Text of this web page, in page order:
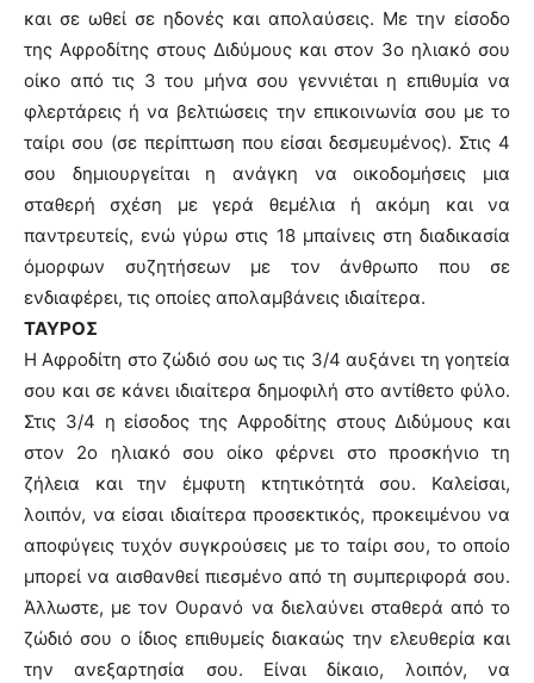
και σε ωθεί σε ηδονές και απολαύσεις. Με την είσοδο
της Αφροδίτης στους Διδύμους και στον 3ο ηλιακό σου
οίκο από τις 3 του μήνα σου γεννιέται η επιθυμία να
φλερτάρεις ή να βελτιώσεις την επικοινωνία σου με το
ταίρι σου (σε περίπτωση που είσαι δεσμευμένος). Στις 4
σου δημιουργείται η ανάγκη να οικοδομήσεις μια
σταθερή σχέση με γερά θεμέλια ή ακόμη και να
παντρευτείς, ενώ γύρω στις 18 μπαίνεις στη διαδικασία
όμορφων συζητήσεων με τον άνθρωπο που σε
ενδιαφέρει, τις οποίες απολαμβάνεις ιδιαίτερα.
ΤΑΥΡΟΣ
Η Αφροδίτη στο ζώδιό σου ως τις 3/4 αυξάνει τη γοητεία
σου και σε κάνει ιδιαίτερα δημοφιλή στο αντίθετο φύλο.
Στις 3/4 η είσοδος της Αφροδίτης στους Διδύμους και
στον 2ο ηλιακό σου οίκο φέρνει στο προσκήνιο τη
ζήλεια και την έμφυτη κτητικότητά σου. Καλείσαι,
λοιπόν, να είσαι ιδιαίτερα προσεκτικός, προκειμένου να
αποφύγεις τυχόν συγκρούσεις με το ταίρι σου, το οποίο
μπορεί να αισθανθεί πιεσμένο από τη συμπεριφορά σου.
Άλλωστε, με τον Ουρανό να διελαύνει σταθερά από το
ζώδιό σου ο ίδιος επιθυμείς διακαώς την ελευθερία και
την ανεξαρτησία σου. Είναι δίκαιο, λοιπόν, να